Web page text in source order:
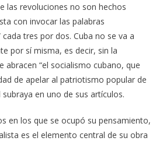
las revoluciones no son hechos
con invocar las palabras
cada tres por dos. Cuba no se va a
por sí misma, es decir, sin la
abracen “el socialismo cubano, que
de apelar al patriotismo popular de
en uno de sus artículos.
en los que se ocupó su pensamiento,
es el elemento central de su obra